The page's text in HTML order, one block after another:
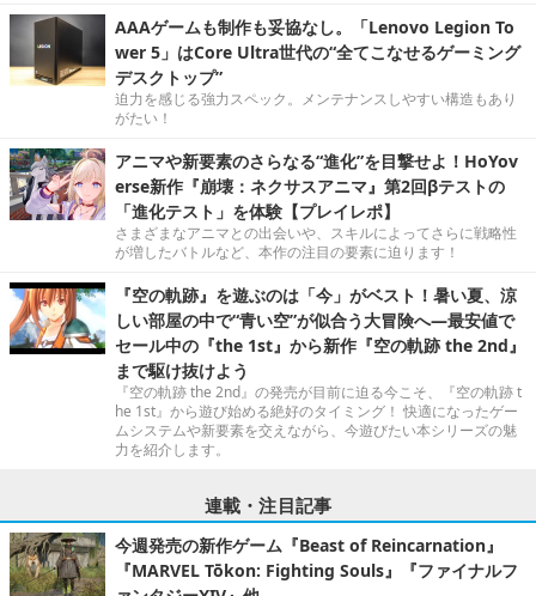
AAAゲームも制作も妥協なし。「Lenovo Legion To
wer 5」はCore Ultra世代の“全てこなせるゲーミング
デスクトップ”
迫力を感じる強力スペック。メンテナンスしやすい構造もあり
がたい！
アニマや新要素のさらなる“進化”を目撃せよ！HoYov
erse新作『崩壊：ネクサスアニマ』第2回βテストの
「進化テスト」を体験【プレイレポ】
さまざまなアニマとの出会いや、スキルによってさらに戦略性
が増したバトルなど、本作の注目の要素に迫ります！
『空の軌跡』を遊ぶのは「今」がベスト！暑い夏、涼
しい部屋の中で“青い空”が似合う大冒険へ―最安値で
セール中の『the 1st』から新作『空の軌跡 the 2nd』
まで駆け抜けよう
『空の軌跡 the 2nd』の発売が目前に迫る今こそ、『空の軌跡 t
he 1st』から遊び始める絶好のタイミング！ 快適になったゲー
ムシステムや新要素を交えながら、今遊びたい本シリーズの魅
力を紹介します。
連載・注目記事
今週発売の新作ゲーム『Beast of Reincarnation』
『MARVEL Tōkon: Fighting Souls』『ファイナルフ